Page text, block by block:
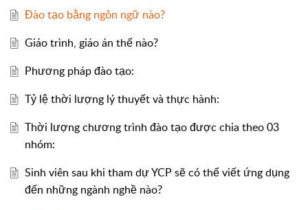
Đào tạo bằng ngôn ngữ nào?
Giáo trình, giáo án thế nào?
Phương pháp đào tạo:
Tỷ lệ thời lượng lý thuyết và thực hành:
Thời lượng chương trình đào tạo được chia theo 03
nhóm:
Sinh viên sau khi tham dự YCP sẽ có thể viết ứng dụng
đến những ngành nghề nào?